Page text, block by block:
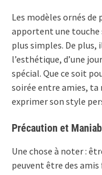
Les modèles ornés
apportent une touche
plus simples. De
l’esthétique, d’une
spécial. Que ce soit
soirée entre amies,
exprimer son style
Précaution et
Une chose à noter :
peuvent être des